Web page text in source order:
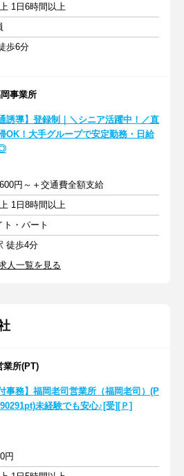
1日6時間以上
歩6分
事業所
通誘導】登録制｜＼シニア活躍中！／直
OK！大手グループで安定勤務・日給
円～＋交通費全額支給
1日8時間以上
ト・パート
徒歩4分
人一覧を見る
業所(PT)
付事務】福岡老司営業所（福岡老司）(P
未経験でも安心♪[受][Ｐ]
円